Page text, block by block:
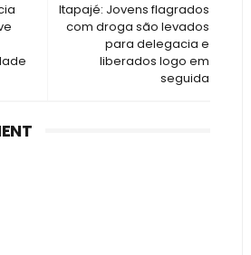
Itapajé: Jovens flagrados
com droga são levados
para delegacia e
liberados logo em
seguida